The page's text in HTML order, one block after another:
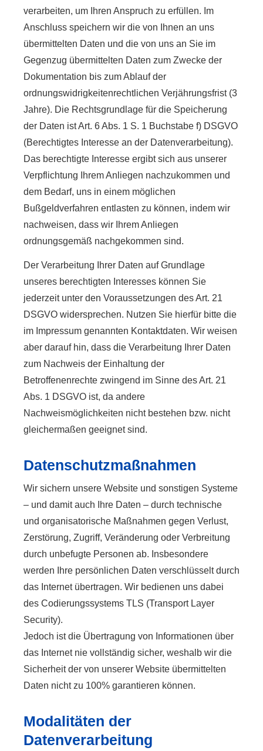
verarbeiten, um Ihren Anspruch zu erfüllen. Im
Anschluss speichern wir die von Ihnen an uns
übermittelten Daten und die von uns an Sie im
Gegenzug übermittelten Daten zum Zwecke der
Dokumentation bis zum Ablauf der
ordnungswidrigkeitenrechtlichen Verjährungsfrist (3
Jahre). Die Rechtsgrundlage für die Speicherung
der Daten ist Art. 6 Abs. 1 S. 1 Buchstabe f) DSGVO
(Berechtigtes Interesse an der Datenverarbeitung).
Das berechtigte Interesse ergibt sich aus unserer
Verpflichtung Ihrem Anliegen nachzukommen und
dem Bedarf, uns in einem möglichen
Bußgeldverfahren entlasten zu können, indem wir
nachweisen, dass wir Ihrem Anliegen
ordnungsgemäß nachgekommen sind.
Der Verarbeitung Ihrer Daten auf Grundlage
unseres berechtigten Interesses können Sie
jederzeit unter den Voraussetzungen des Art. 21
DSGVO widersprechen. Nutzen Sie hierfür bitte die
im Impressum genannten Kontaktdaten. Wir weisen
aber darauf hin, dass die Verarbeitung Ihrer Daten
zum Nachweis der Einhaltung der
Betroffenenrechte zwingend im Sinne des Art. 21
Abs. 1 DSGVO ist, da andere
Nachweismöglichkeiten nicht bestehen bzw. nicht
gleichermaßen geeignet sind.
Datenschutzmaßnahmen
Wir sichern unsere Website und sonstigen Systeme
– und damit auch Ihre Daten – durch technische
und organisatorische Maßnahmen gegen Verlust,
Zerstörung, Zugriff, Veränderung oder Verbreitung
durch unbefugte Per­sonen ab. Insbesondere
werden Ihre persönlichen Daten verschlüsselt durch
das Internet übertragen. Wir bedienen uns dabei
des Codierungssystems TLS (Transport Layer
Security).
Jedoch ist die Übertragung von Informationen über
das Internet nie vollständig sicher, weshalb wir die
Sicherheit der von unserer Website übermittelten
Daten nicht zu 100% garantieren können.
Modalitäten der
Datenverarbeitung